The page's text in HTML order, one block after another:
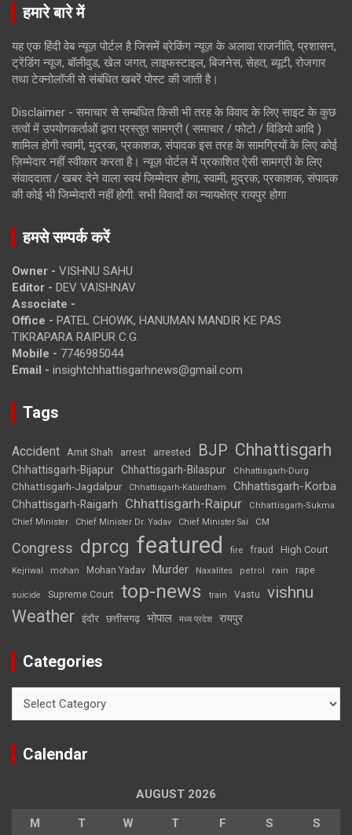
हमारे बारे में
यह एक हिंदी वेब न्यूज़ पोर्टल है जिसमें ब्रेकिंग न्यूज़ के अलावा राजनीति, प्रशासन,
ट्रेंडिंग न्यूज, बॉलीवुड, खेल जगत, लाइफस्टाइल, बिजनेस, सेहत, ब्यूटी, रोजगार
तथा टेक्नोलॉजी से संबंधित खबरें पोस्ट की जाती है।
Disclaimer - समाचार से सम्बंधित किसी भी तरह के विवाद के लिए साइट के कुछ
तत्वों में उपयोगकर्ताओं द्वारा प्रस्तुत सामग्री ( समाचार / फोटो / विडियो आदि )
शामिल होगी स्वामी, मुद्रक, प्रकाशक, संपादक इस तरह के सामग्रियों के लिए कोई
ज़िम्मेदार नहीं स्वीकार करता है। न्यूज़ पोर्टल में प्रकाशित ऐसी सामग्री के लिए
संवाददाता / खबर देने वाला स्वयं जिम्मेदार होगा, स्वामी, मुद्रक, प्रकाशक, संपादक
की कोई भी जिम्मेदारी नहीं होगी. सभी विवादों का न्यायक्षेत्र रायपुर होगा
हमसे सम्पर्क करें
Owner - VISHNU SAHU
Editor - DEV VAISHNAV
Associate -
Office - PATEL CHOWK, HANUMAN MANDIR KE PAS
TIKRAPARA RAIPUR C.G.
Mobile - 7746985044
Email - insightchhattisgarhnews@gmail.com
Tags
Accident Amit Shah arrest arrested BJP Chhattisgarh
Chhattisgarh-Bijapur Chhattisgarh-Bilaspur Chhattisgarh-Durg
Chhattisgarh-Jagdalpur Chhattisgarh-Kabirdham Chhattisgarh-Korba
Chhattisgarh-Raigarh Chhattisgarh-Raipur
Chhattisgarh-Sukma
Chief Minister
Chief Minister Dr. Yadav Chief Minister Sai CM
Congress dprcg featured fire fraud High Court
Kejriwal mohan Mohan Yadav Murder Naxalites petrol rain rape
suicide Supreme Court top-news train Vastu vishnu
Weather इंदौर छत्तीसगढ़ भोपाल मध्य प्रदेश रायपुर
Categories
Calendar
AUGUST 2026
M T W T F S S